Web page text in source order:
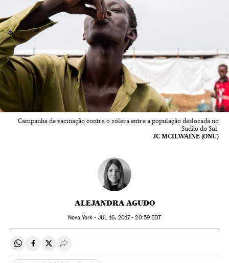
Campanha de vacinação contra o cólera entre a população deslocada no
Sudão do Sul.
JC MCILWAINE (ONU)
ALEJANDRA AGUDO
Nova York - JUL 16, 2017 - 20:59EDT
Compartir en Whatsapp
Compartir en Facebook
Compartir en Twitter
Desplegar Redes Sociales